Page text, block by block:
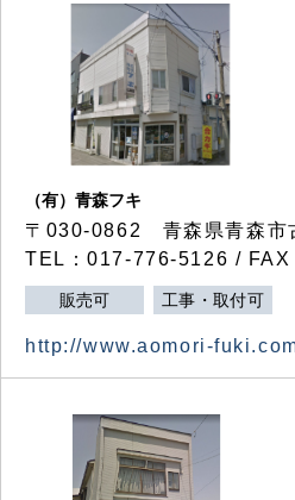
（有）青森フキ
〒030-0862 青森県青森市
TEL：017-776-5126 /
販売可 工事・取付可
http://www.aomori-